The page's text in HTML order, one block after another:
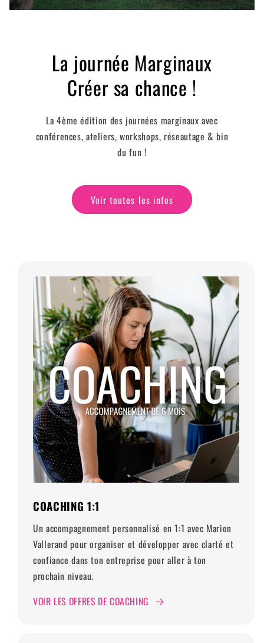
La journée Marginaux
Créer sa chance !
La 4ème édition des journées marginaux avec
conférences, ateliers, workshops, réseautage & bin
du fun !
Voir toutes les infos
COACHING 1:1
Un accompagnement personnalisé en 1:1 avec Marion
Vallerand pour organiser et développer avec clarté et
confiance dans ton entreprise pour aller à ton
prochain niveau.
VOIR LES OFFRES DE COACHING